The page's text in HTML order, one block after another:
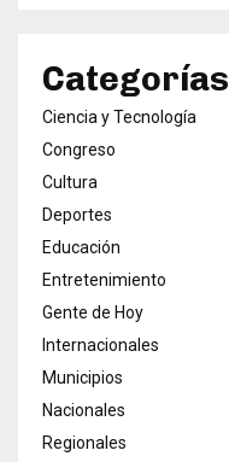
Categorías
Ciencia y Tecnología
Congreso
Cultura
Deportes
Educación
Entretenimiento
Gente de Hoy
Internacionales
Municipios
Nacionales
Regionales